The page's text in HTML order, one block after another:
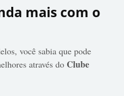
mais com o
você sabia que pode
através do Clube